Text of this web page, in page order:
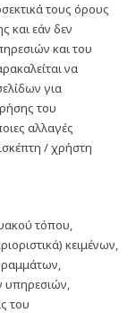
τους όρους
και εάν δεν
και του
να
για
του
αλλαγές
/ χρήστη
τόπου,
κειμένων,
υπηρεσιών,
του